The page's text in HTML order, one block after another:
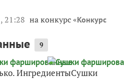
21:28 на конкурс «Конкурс
9
ИнгредиентыСушки